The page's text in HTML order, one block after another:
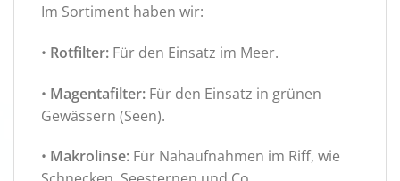
Im Sortiment haben wir:
• Rotfilter: Für den Einsatz im Meer.
• Magentafilter: Für den Einsatz in grünen
Gewässern (Seen).
• Makrolinse: Für Nahaufnahmen im Riff, wie